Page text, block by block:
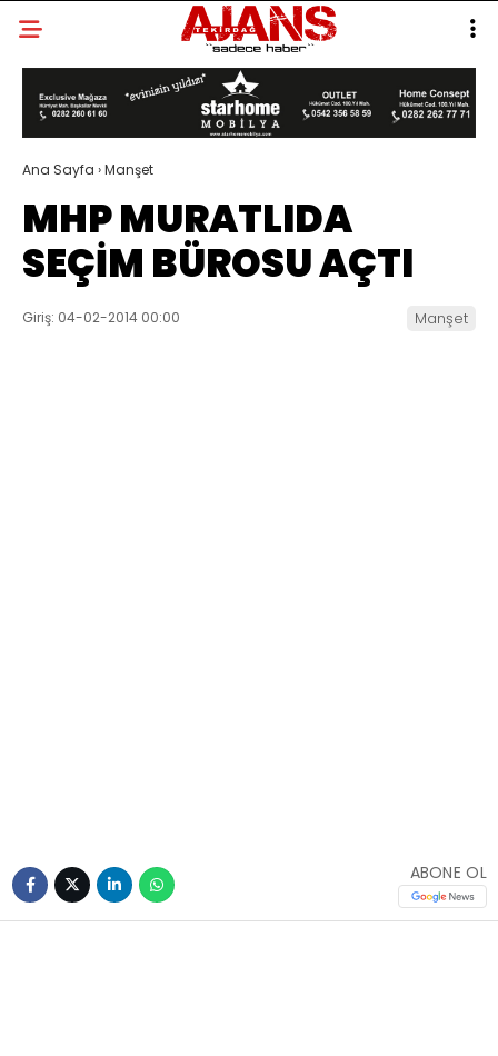
Ana Sayfa ›Manşet
MHP MURATLIDA
SEÇİM BÜROSU AÇTI
Giriş: 04-02-2014 00:00 Manşet
ABONE OL